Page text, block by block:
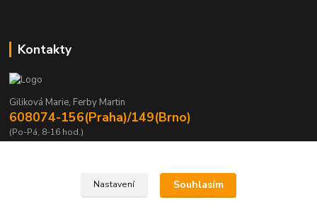
Kontakty
Giliková Marie, Ferby Martin
608074-156(Praha)/149(Brno)
(Po-Pá, 8-16 hod.)
Nastavení Souhlasím